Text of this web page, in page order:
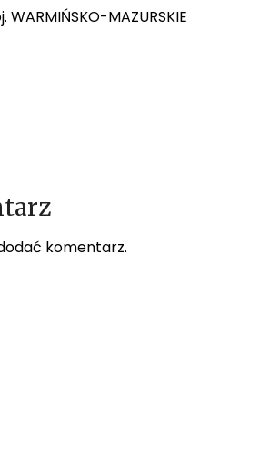
MAZURSKIE
komentarz.